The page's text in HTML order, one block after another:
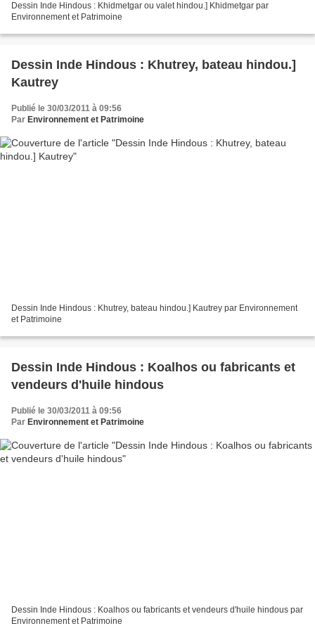
Dessin Inde Hindous : Khidmetgar ou valet hindou.] Khidmetgar par
Environnement et Patrimoine
Dessin Inde Hindous : Khutrey, bateau hindou.]
Kautrey
Publié le 30/03/2011 à 09:56
Par Environnement et Patrimoine
Dessin Inde Hindous : Khutrey, bateau hindou.] Kautrey par Environnement
et Patrimoine
Dessin Inde Hindous : Koalhos ou fabricants et
vendeurs d'huile hindous
Publié le 30/03/2011 à 09:56
Par Environnement et Patrimoine
Dessin Inde Hindous : Koalhos ou fabricants et vendeurs d'huile hindous par
Environnement et Patrimoine